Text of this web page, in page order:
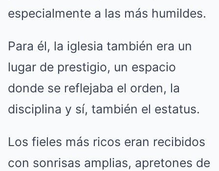
especialmente a las más humildes.
Para él, la iglesia también era un
lugar de prestigio, un espacio
donde se reflejaba el orden, la
disciplina y sí, también el estatus.
Los fieles más ricos eran recibidos
con sonrisas amplias, apretones de